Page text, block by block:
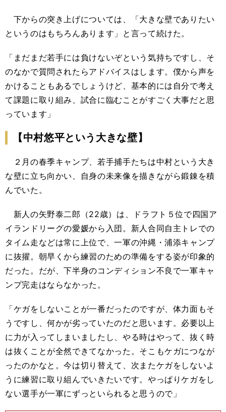
下からの突き上げについては、「大きな壁でありたい
というのはもちろんあります」と言って続けた。
「まだまだ若手には負けないぞという気持ちですし、そ
のなかで質問されたらアドバイスはします。僕から声を
かけることもあるでしょうけど、基本的には自分で考え
て課題に取り組み、試合に臨むことがすごく大事だと思
っています」
【中村悠平という大きな壁】
２月の春季キャンプ、若手捕手たちは中村という大き
な壁に立ち向かい、自身の未来像を描きながら鍛錬を積
んでいた。
新人の矢野泰二郎（22歳）は、ドラフト５位で四国ア
イランドリーグの愛媛から入団。新人合同自主トレでの
タイム走などは常に上位で、一軍の沖縄・浦添キャンプ
に抜擢。朝早くから練習のための準備をする姿が印象的
だった。だが、下半身のコンディション不良で一軍キャ
ンプ完走はならなかった。
「ケガをしないことが一番だったのですが、体力面もそ
うですし、何かが劣っていたのだと思います。必要以上
に力が入ってしまいましたし、やる時はやって、抜く時
は抜くことが全然できてなかった。そこもケガにつなが
ったのかなと。今は切り替えて、次またケガをしないよ
うに練習に取り組んでいきたいです。やっぱりケガをし
ない選手が一軍にずっといられると思うので」